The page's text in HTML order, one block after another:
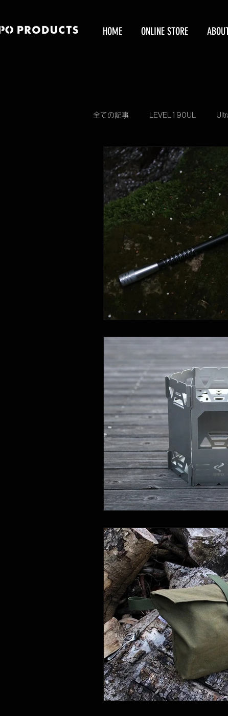
HOME ONLINE STORE
全ての記事 LEVEL190UL
KUBEERU KUBEERU LV390
予約販売受付 掲載情報
進捗状況のお知らせ dead
開発秘話 ARISSFIRE tiny